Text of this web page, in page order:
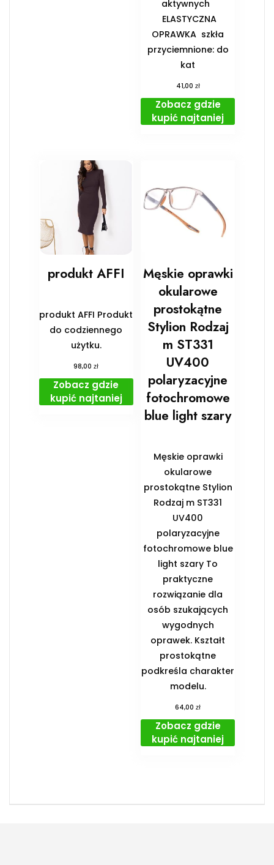
aktywnych
️ ELASTYCZNA
OPRAWKA ️ szkła
przyciemnione: do
kat
41,00 zł
Zobacz gdzie
kupić najtaniej
produkt AFFI
produkt AFFI Produkt
do codziennego
użytku.
98,00zł
Zobacz gdzie
kupić najtaniej
Męskie oprawki
okularowe
prostokątne
Stylion Rodzaj
m ST331
UV400
polaryzacyjne
fotochromowe
blue light szary
Męskie oprawki
okularowe
prostokątne Stylion
Rodzaj m ST331
UV400
polaryzacyjne
fotochromowe blue
light szary To
praktyczne
rozwiązanie dla
osób szukających
wygodnych
oprawek. Kształt
prostokątne
podkreśla charakter
modelu.
64,00zł
Zobacz gdzie
kupić najtaniej